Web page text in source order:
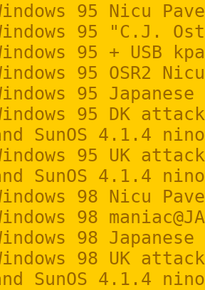
95 Nicu
95 "C.J.
95 + USB
95 OSR2
95 Japanese
95 DK
SunOS 4.1.4
95 UK
SunOS 4.1.4
98 Nicu
98
98 Japanese
98 UK
SunOS 4.1.4